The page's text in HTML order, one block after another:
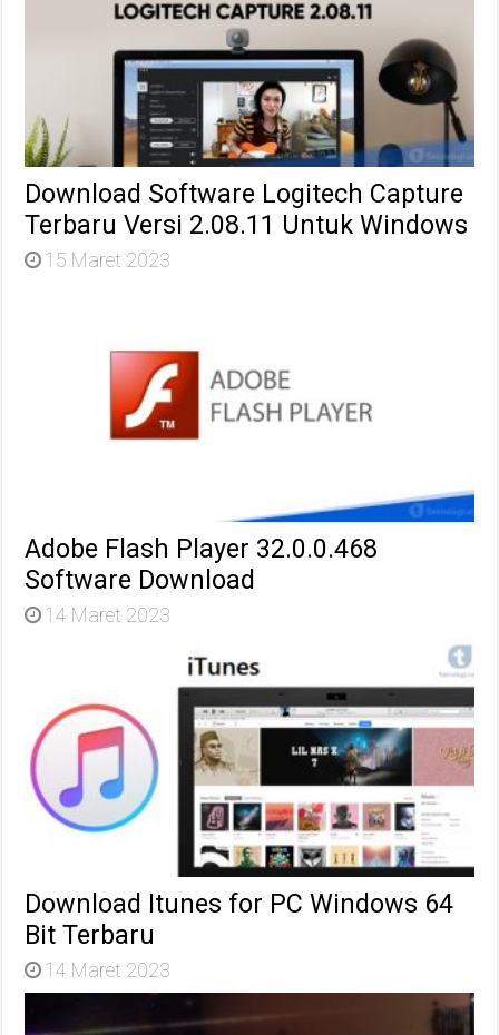
Download Software Logitech Capture
Terbaru Versi 2.08.11 Untuk Windows
15 Maret 2023
Adobe Flash Player 32.0.0.468
Software Download
14 Maret 2023
Download Itunes for PC Windows 64
Bit Terbaru
14 Maret 2023